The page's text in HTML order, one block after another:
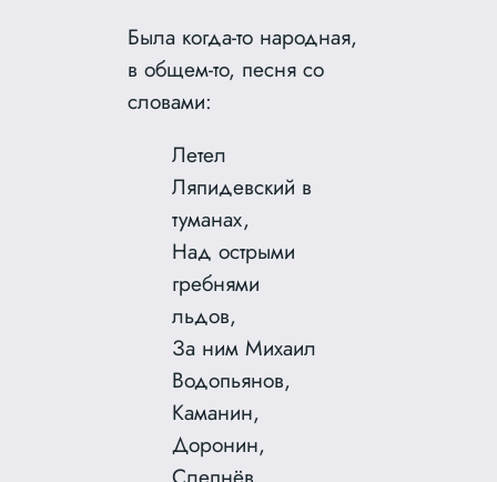
Была когда-то народная,
в общем-то, песня со
словами:
Летел
Ляпидевский в
туманах,
Над острыми
гребнями
льдов,
За ним Михаил
Водопьянов,
Каманин,
Доронин,